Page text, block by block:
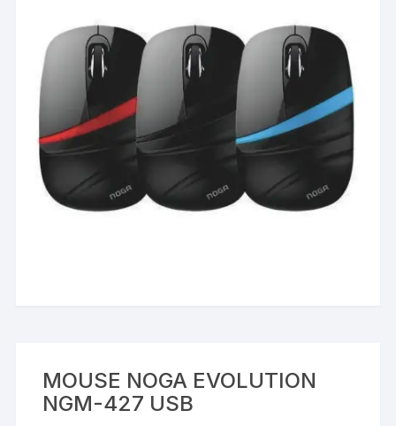
MOUSE NOGA EVOLUTION
NGM-427 USB